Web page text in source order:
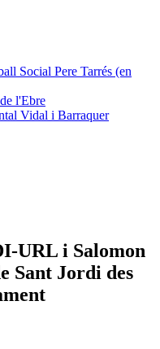
Social Pere Tarrés (en
l'Ebre
Vidal i Barraquer
URL i Salomon
Sant Jordi des